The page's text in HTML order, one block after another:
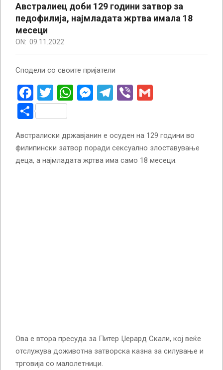
Австралиец доби 129 години затвор за
педофилија, најмладата жртва имала 18
месеци
ON: 09.11.2022
Сподели со своите пријатели
Facebook
Twitter
WhatsApp
Messenger
Telegram
Viber
Share
Австралиски државјанин е осуден на 129 години во
филипински затвор поради сексуално злоставување
деца, а најмладата жртва има само 18 месеци.
Ова е втора пресуда за Питер Џерард Скали, кој веќе
отслужува доживотна затворска казна за силување и
трговија со малолетници.